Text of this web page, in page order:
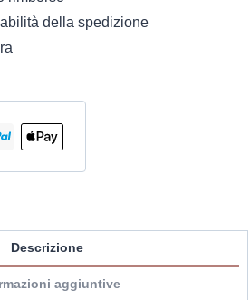
della spedizione
Descrizione
aggiuntive